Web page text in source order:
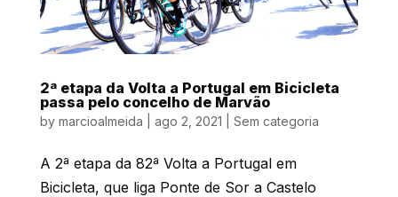
2ª etapa da Volta a Portugal em Bicicleta
passa pelo concelho de Marvão
by marcioalmeida ago 2, 2021 Sem categoria
A 2ª etapa da 82ª Volta a Portugal em
Bicicleta, que liga Ponte de Sor a Castelo